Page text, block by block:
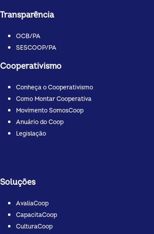
Transparência
OCB/PA
SESCOOP/PA
Cooperativismo
Conheça o Cooperativismo
Como Montar Cooperativa
Movimento SomosCoop
Anuário do Coop
Legislação
Soluções
AvaliaCoop
CapacitaCoop
CulturaCoop